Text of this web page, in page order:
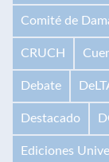
Comité de
CRUCH
Debate
Destacado
Ediciones